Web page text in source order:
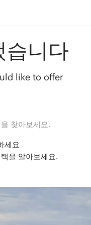
습니다
like to offer
찾아보세요.
세요
을 알아보세요.